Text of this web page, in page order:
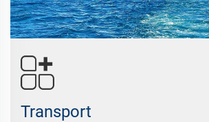
Transport